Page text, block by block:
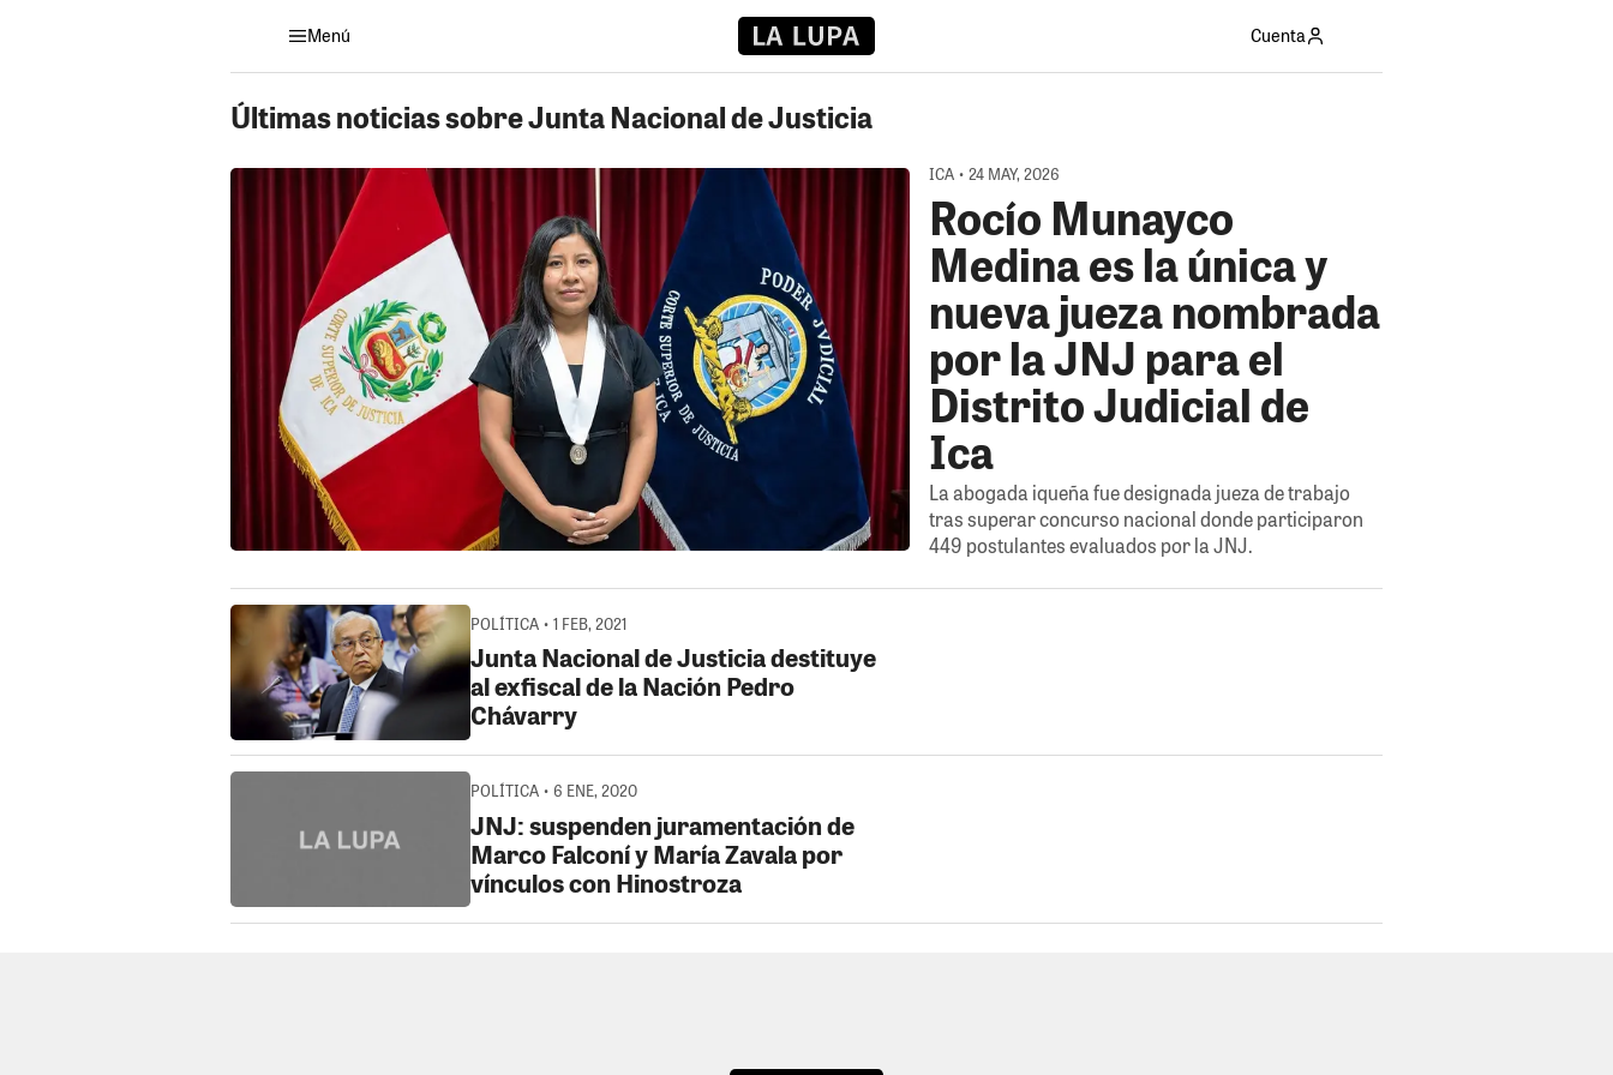
Menú Cuenta
Últimas noticias sobre Junta Nacional de Justicia
ICA • 24 MAY, 2026
Rocío Munayco
Medina es la única y
nueva jueza nombrada
por la JNJ para el
Distrito Judicial de
Ica
La abogada iqueña fue designada jueza de trabajo
tras superar concurso nacional donde participaron
449 postulantes evaluados por la JNJ.
POLÍTICA • 1 FEB, 2021
Junta Nacional de Justicia destituye
al exfiscal de la Nación Pedro
Chávarry
POLÍTICA • 6 ENE, 2020
JNJ: suspenden juramentación de
Marco Falconí y María Zavala por
vínculos con Hinostroza